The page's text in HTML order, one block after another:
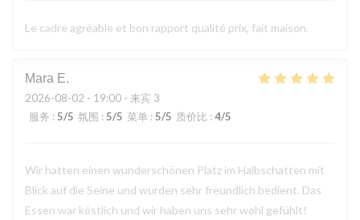
Le cadre agréable et bon rapport qualité prix, fait maison.
Mara E
2026-08-02 - 19:00 - 来宾 3
服务 : 5/5 氛围 : 5/5 菜单 : 5/5 质价比 : 4/5
Wir hatten einen wunderschönen Platz im Halbschatten mit
Blick auf die Seine und wurden sehr freundlich bedient. Das
Essen war köstlich und wir haben uns sehr wohl gefühlt!